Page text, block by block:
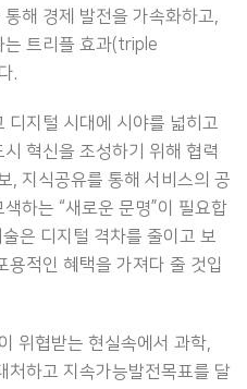
해 경제 발전을 가속화하고,
는 트리플 효과(triple
.
디지털 시대에 시야를 넓히고
혁신을 조성하기 위해 협력
, 지식공유를 통해 서비스의 공
하는 “새로운 문명”이 필요합
은 디지털 격차를 줄이고 보
용적인 혜택을 가져다 줄 것입
위협받는 현실속에서 과학,
처하고 지속가능발전목표를 달